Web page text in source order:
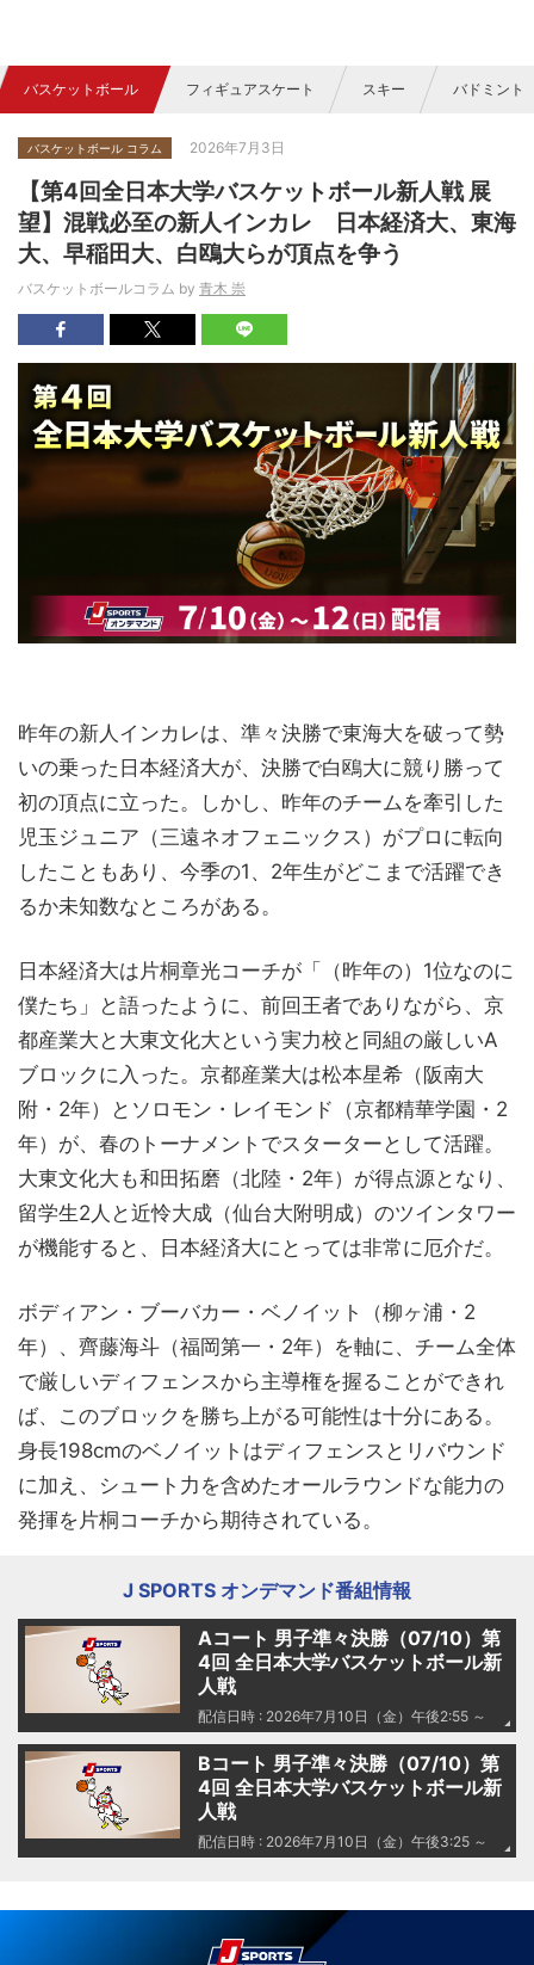
バスケットボール フィギュアスケート スキー バドミント
バスケットボール コラム 2026年7月3日
【第4回全日本大学バスケットボール新人戦 展
望】混戦必至の新人インカレ 日本経済大、東海
大、早稲田大、白鴎大らが頂点を争う
バスケットボールコラム by 青木 崇
昨年の新人インカレは、準々決勝で東海大を破って勢
いの乗った日本経済大が、決勝で白鴎大に競り勝って
初の頂点に立った。しかし、昨年のチームを牽引した
児玉ジュニア（三遠ネオフェニックス）がプロに転向
したこともあり、今季の1、2年生がどこまで活躍でき
るか未知数なところがある。
日本経済大は片桐章光コーチが「（昨年の）1位なのに
僕たち」と語ったように、前回王者でありながら、京
都産業大と大東文化大という実力校と同組の厳しいA
ブロックに入った。京都産業大は松本星希（阪南大
附・2年）とソロモン・レイモンド（京都精華学園・2
年）が、春のトーナメントでスターターとして活躍。
大東文化大も和田拓磨（北陸・2年）が得点源となり、
留学生2人と近怜大成（仙台大附明成）のツインタワー
が機能すると、日本経済大にとっては非常に厄介だ。
ボディアン・ブーバカー・ベノイット（柳ヶ浦・2
年）、齊藤海斗（福岡第一・2年）を軸に、チーム全体
で厳しいディフェンスから主導権を握ることができれ
ば、このブロックを勝ち上がる可能性は十分にある。
身長198cmのベノイットはディフェンスとリバウンド
に加え、シュート力を含めたオールラウンドな能力の
発揮を片桐コーチから期待されている。
J SPORTS オンデマンド番組情報
Aコート 男子準々決勝（07/10）第
4回 全日本大学バスケットボール新
人戦
配信日時 : 2026年7月10日（金）午後2:55 ～
Bコート 男子準々決勝（07/10）第
4回 全日本大学バスケットボール新
人戦
配信日時 : 2026年7月10日（金）午後3:25 ～